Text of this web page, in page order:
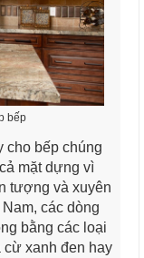
bếp
cho bếp chúng
mặt dựng vì
tượng và xuyên
các dòng
bằng các loại
cừ xanh đen hay